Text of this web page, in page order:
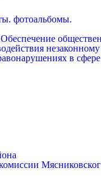
фотоальбомы.
незаконному
в